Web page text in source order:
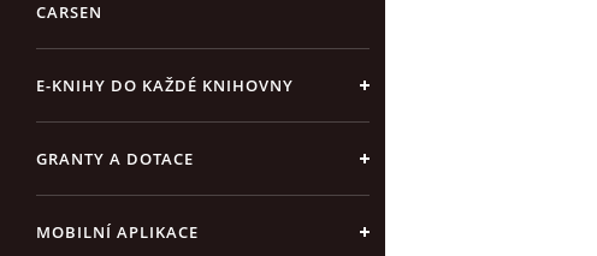
CARSEN
E-KNIHY DO KAŽDÉ KNIHOVNY
GRANTY A DOTACE
MOBILNÍ APLIKACE